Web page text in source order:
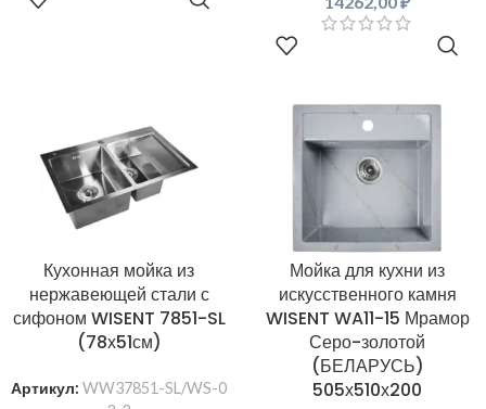
Кухонная мойка из
нержавеющей стали с
сифоном WISENT 7851-SL
(78х51см)
Артикул: WW37851-SL/WS-0
Мойка для кухни из
искусственного камня
WISENT WA11-15 Мрамор
Серо-золотой
(БЕЛАРУСЬ)
505х510х200